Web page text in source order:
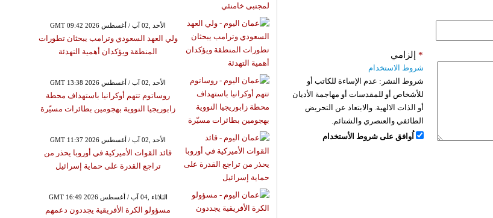
إلزامي *
شروط الاستخدام
شروط النشر: عدم الإساءة للكاتب أو
للأشخاص أو للمقدسات أو مهاجمة الأديان
أو الذات الالهية. والابتعاد عن التحريض
الطائفي والعنصري والشتائم.
اُوافق على شروط الأستخدام
GMT 09:42 2026 الأحد ,02 آب / أغسطس
ولي العهد السعودي وترامب يبحثان تطورات
المنطقة ويؤكدان أهمية التهدئة
GMT 13:38 2026 الأحد ,02 آب / أغسطس
روساتوم تتهم أوكرانيا باستهداف محطة
زابوريجيا النووية بهجومين بطائرات مسيّرة
GMT 11:37 2026 الأحد ,02 آب / أغسطس
قائد القوات الأميركية في أوروبا يحذر من
تراجع القدرة على حماية إسرائيل
GMT 16:49 2026 الثلاثاء ,04 آب / أغسطس
مسؤولو الكرة الأفريقية يجددون دعمهم